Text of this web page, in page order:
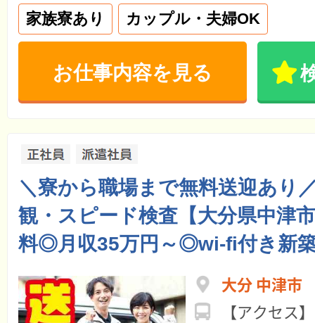
家族寮あり カップル・夫婦OK
お仕事内容を見る
＼寮から職場まで無料送迎あり
観・スピード検査【大分県中津
料◎月収35万円～◎wi-fi付き新
大分 中津市
【アクセス